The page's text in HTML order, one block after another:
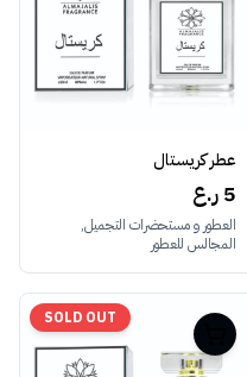
عطر كريستال
5 ر.ع
العطور و مستحضرات التجميل,
المجالس للعطور
SOLD OUT